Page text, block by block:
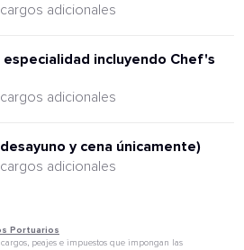
adicionales
incluyendo Chef's
adicionales
y cena únicamente)
adicionales
Portuarios
peajes e impuestos que impongan las